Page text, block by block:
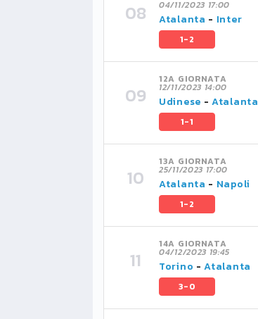
04/11/2023 17:00
Atalanta - Inter
1-2
12A GIORNATA
12/11/2023 14:00
Udinese -Atalanta
1-1
13A GIORNATA
25/11/2023 17:00
Atalanta - Napoli
1-2
14A GIORNATA
04/12/2023 19:45
Torino -Atalanta
3-0